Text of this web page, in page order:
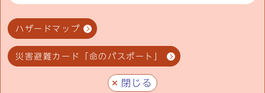
ハザードマップ
災害避難カード「命のパスポート」
閉じる